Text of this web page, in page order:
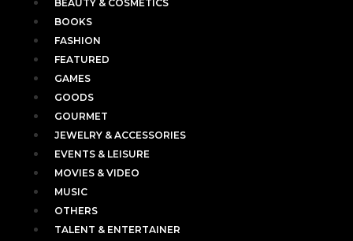
BEAUTY & COSMETICS
BOOKS
FASHION
FEATURED
GAMES
GOODS
GOURMET
JEWELRY & ACCESSORIES
EVENTS & LEISURE
MOVIES & VIDEO
MUSIC
OTHERS
TALENT & ENTERTAINER